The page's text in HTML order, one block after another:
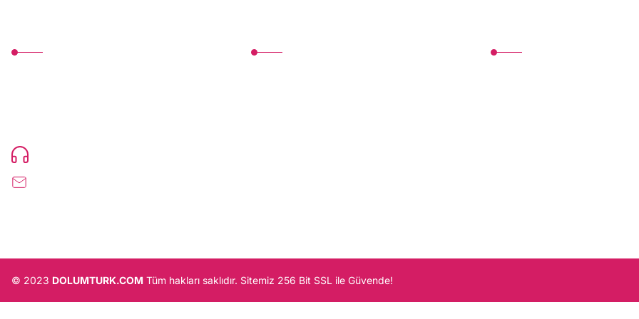
© 2023 DOLUMTURK.COM Tüm hakları saklıdır. Sitemiz 256 Bit SSL ile Güvende!